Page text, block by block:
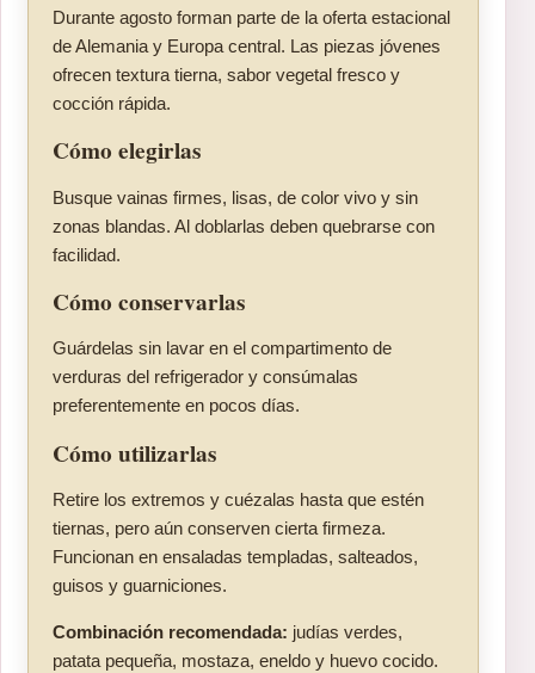
Durante agosto forman parte de la oferta estacional
de Alemania y Europa central. Las piezas jóvenes
ofrecen textura tierna, sabor vegetal fresco y
cocción rápida.
Cómo elegirlas
Busque vainas firmes, lisas, de color vivo y sin
zonas blandas. Al doblarlas deben quebrarse con
facilidad.
Cómo conservarlas
Guárdelas sin lavar en el compartimento de
verduras del refrigerador y consúmalas
preferentemente en pocos días.
Cómo utilizarlas
Retire los extremos y cuézalas hasta que estén
tiernas, pero aún conserven cierta firmeza.
Funcionan en ensaladas templadas, salteados,
guisos y guarniciones.
Combinación recomendada: judías verdes,
patata pequeña, mostaza, eneldo y huevo cocido.